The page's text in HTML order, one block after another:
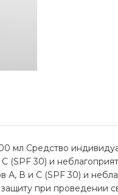
мл Средство
С (SPF 30) и
А, В и С (SPF 30) и
при проведении